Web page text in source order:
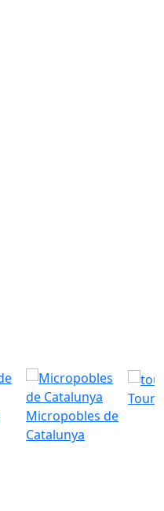
Micropobles de
Catalunya